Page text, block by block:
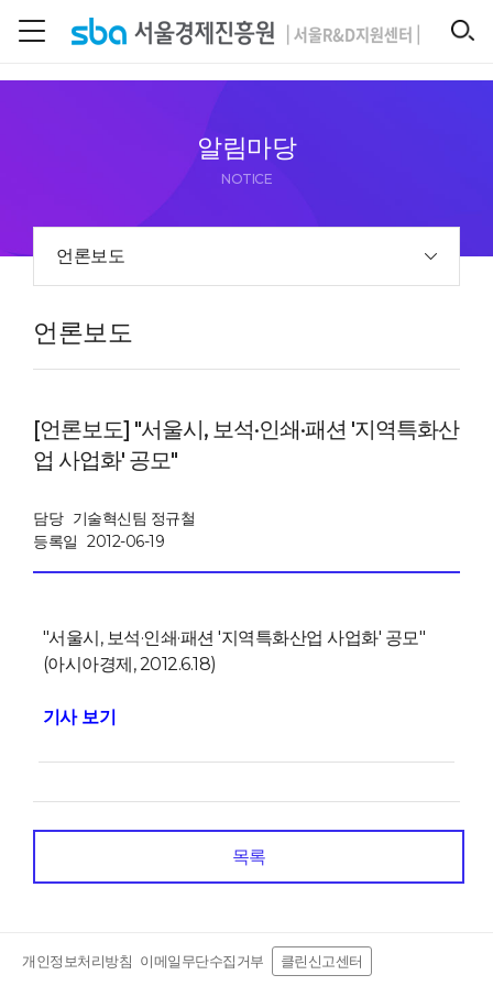
알림마당
NOTICE
언론보도
언론보도
[언론보도] "서울시, 보석·인쇄·패션 '지역특화산
업 사업화' 공모"
담당 기술혁신팀 정규철
등록일 2012-06-19
"서울시, 보석·인쇄·패션 '지역특화산업 사업화' 공모"
(아시아경제, 2012.6.18)
기사 보기
목록
개인정보처리방침 이메일무단수집거부 클린신고센터